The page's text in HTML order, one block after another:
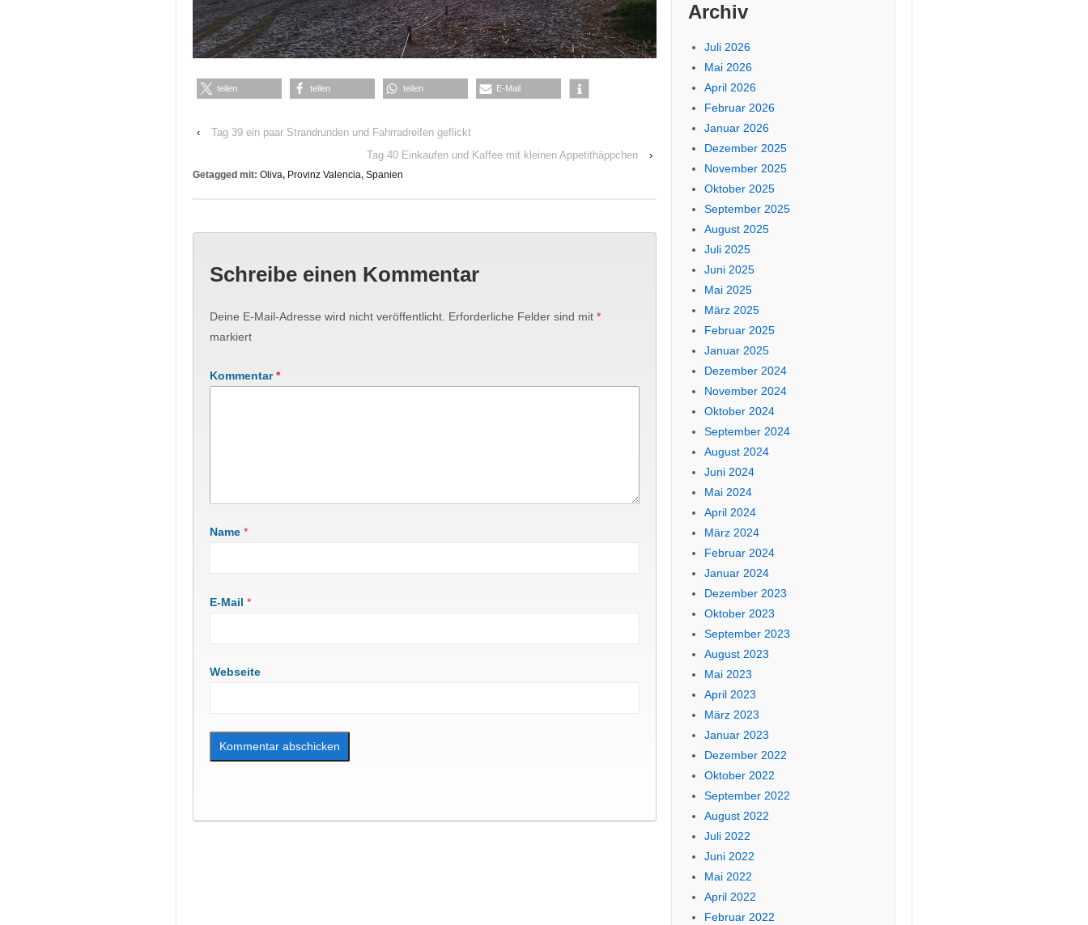
teilen teilen teilen E-Mail
‹
Tag 39 ein paar Strandrunden und Fahrradreifen geflickt
Tag 40 Einkaufen und Kaffee mit kleinen Appetithäppchen
›
Getagged mit: Oliva, Provinz Valencia, Spanien
Schreibe einen Kommentar
Deine E-Mail-Adresse wird nicht veröffentlicht. Erforderliche Felder sind mit *
markiert
Kommentar*
Name *
E-Mail *
Webseite
Archiv
Juli 2026
Mai 2026
April 2026
Februar 2026
Januar 2026
Dezember 2025
November 2025
Oktober 2025
September 2025
August 2025
Juli 2025
Juni 2025
Mai 2025
März 2025
Februar 2025
Januar 2025
Dezember 2024
November 2024
Oktober 2024
September 2024
August 2024
Juni 2024
Mai 2024
April 2024
März 2024
Februar 2024
Januar 2024
Dezember 2023
Oktober 2023
September 2023
August 2023
Mai 2023
April 2023
März 2023
Januar 2023
Dezember 2022
Oktober 2022
September 2022
August 2022
Juli 2022
Juni 2022
Mai 2022
April 2022
Februar 2022